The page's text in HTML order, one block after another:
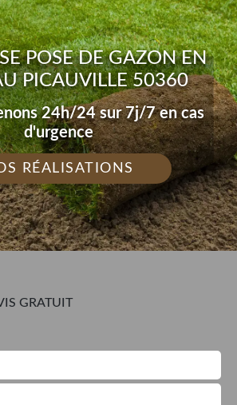
POSE DE GAZON EN
PICAUVILLE 50360
24h/24 sur 7j/7 en cas
d'urgence
RÉALISATIONS
GRATUIT